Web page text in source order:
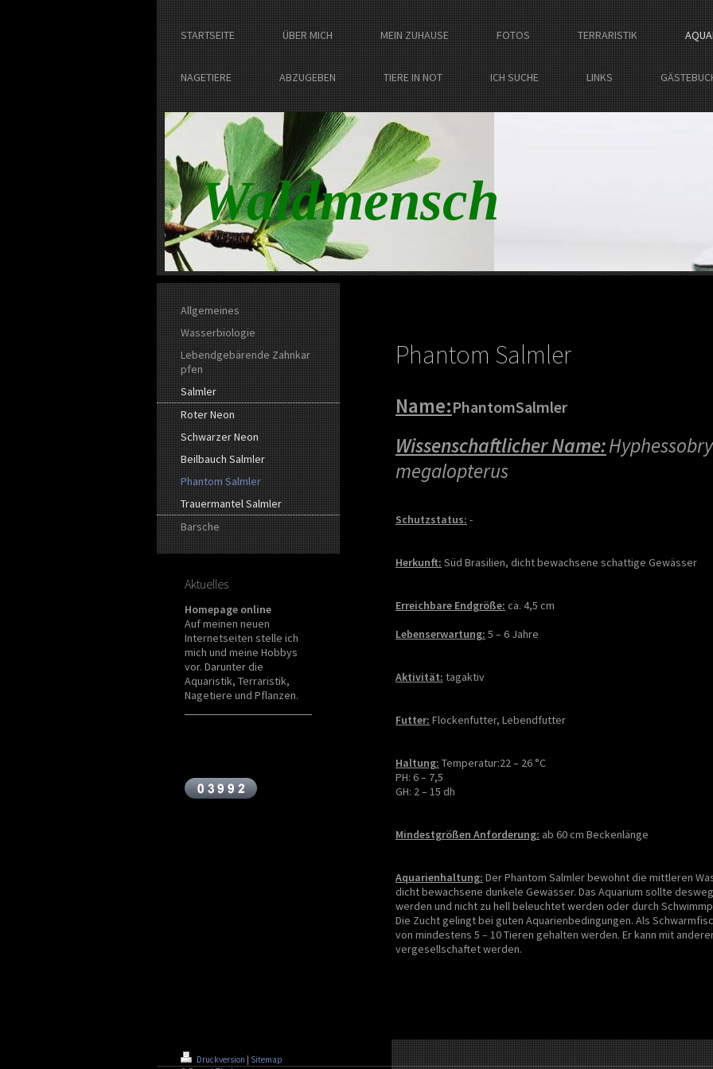
STARTSEITE ÜBER MICH MEIN ZUHAUSE FOTOS TERRARISTIK
NAGETIERE ABZUGEBEN TIERE IN NOT ICH SUCHE LINKS
Waldmensch
Allgemeines
Wasserbiologie
Lebendgebärende Zahnkar
pfen
Salmler
Roter Neon
Schwarzer Neon
Beilbauch Salmler
Phantom Salmler
Trauermantel Salmler
Barsche
Aktuelles
Homepage online
Auf meinen neuen
Internetseiten stelle ich
mich und meine Hobbys
vor. Darunter die
Aquaristik, Terraristik,
Nagetiere und Pflanzen.
Phantom Salmler
Name:PhantomSalmler
Wissenschaftlicher Name:
megalopterus
Schutzstatus: -
Herkunft: Süd Brasilien, dicht bewachsene schattige Gewässer
Erreichbare Endgröße: ca. 4,5 cm
Lebenserwartung: 5 – 6 Jahre
Aktivität: tagaktiv
Futter: Flockenfutter, Lebendfutter
Haltung: Temperatur:22 – 26 °C
PH: 6 – 7,5
GH: 2 – 15 dh
Mindestgrößen Anforderung: ab 60 cm Beckenlänge
Aquarienhaltung: Der Phantom Salmler bewohnt die mittleren
dicht bewachsene dunkele Gewässer. Das Aquarium sollte
werden und nicht zu hell beleuchtet werden oder durch
Die Zucht gelingt bei guten Aquarienbedingungen. Als
von mindestens 5 – 10 Tieren gehalten werden. Er kann mit
vergesellschaftet werden.
Druckversion | Sitemap